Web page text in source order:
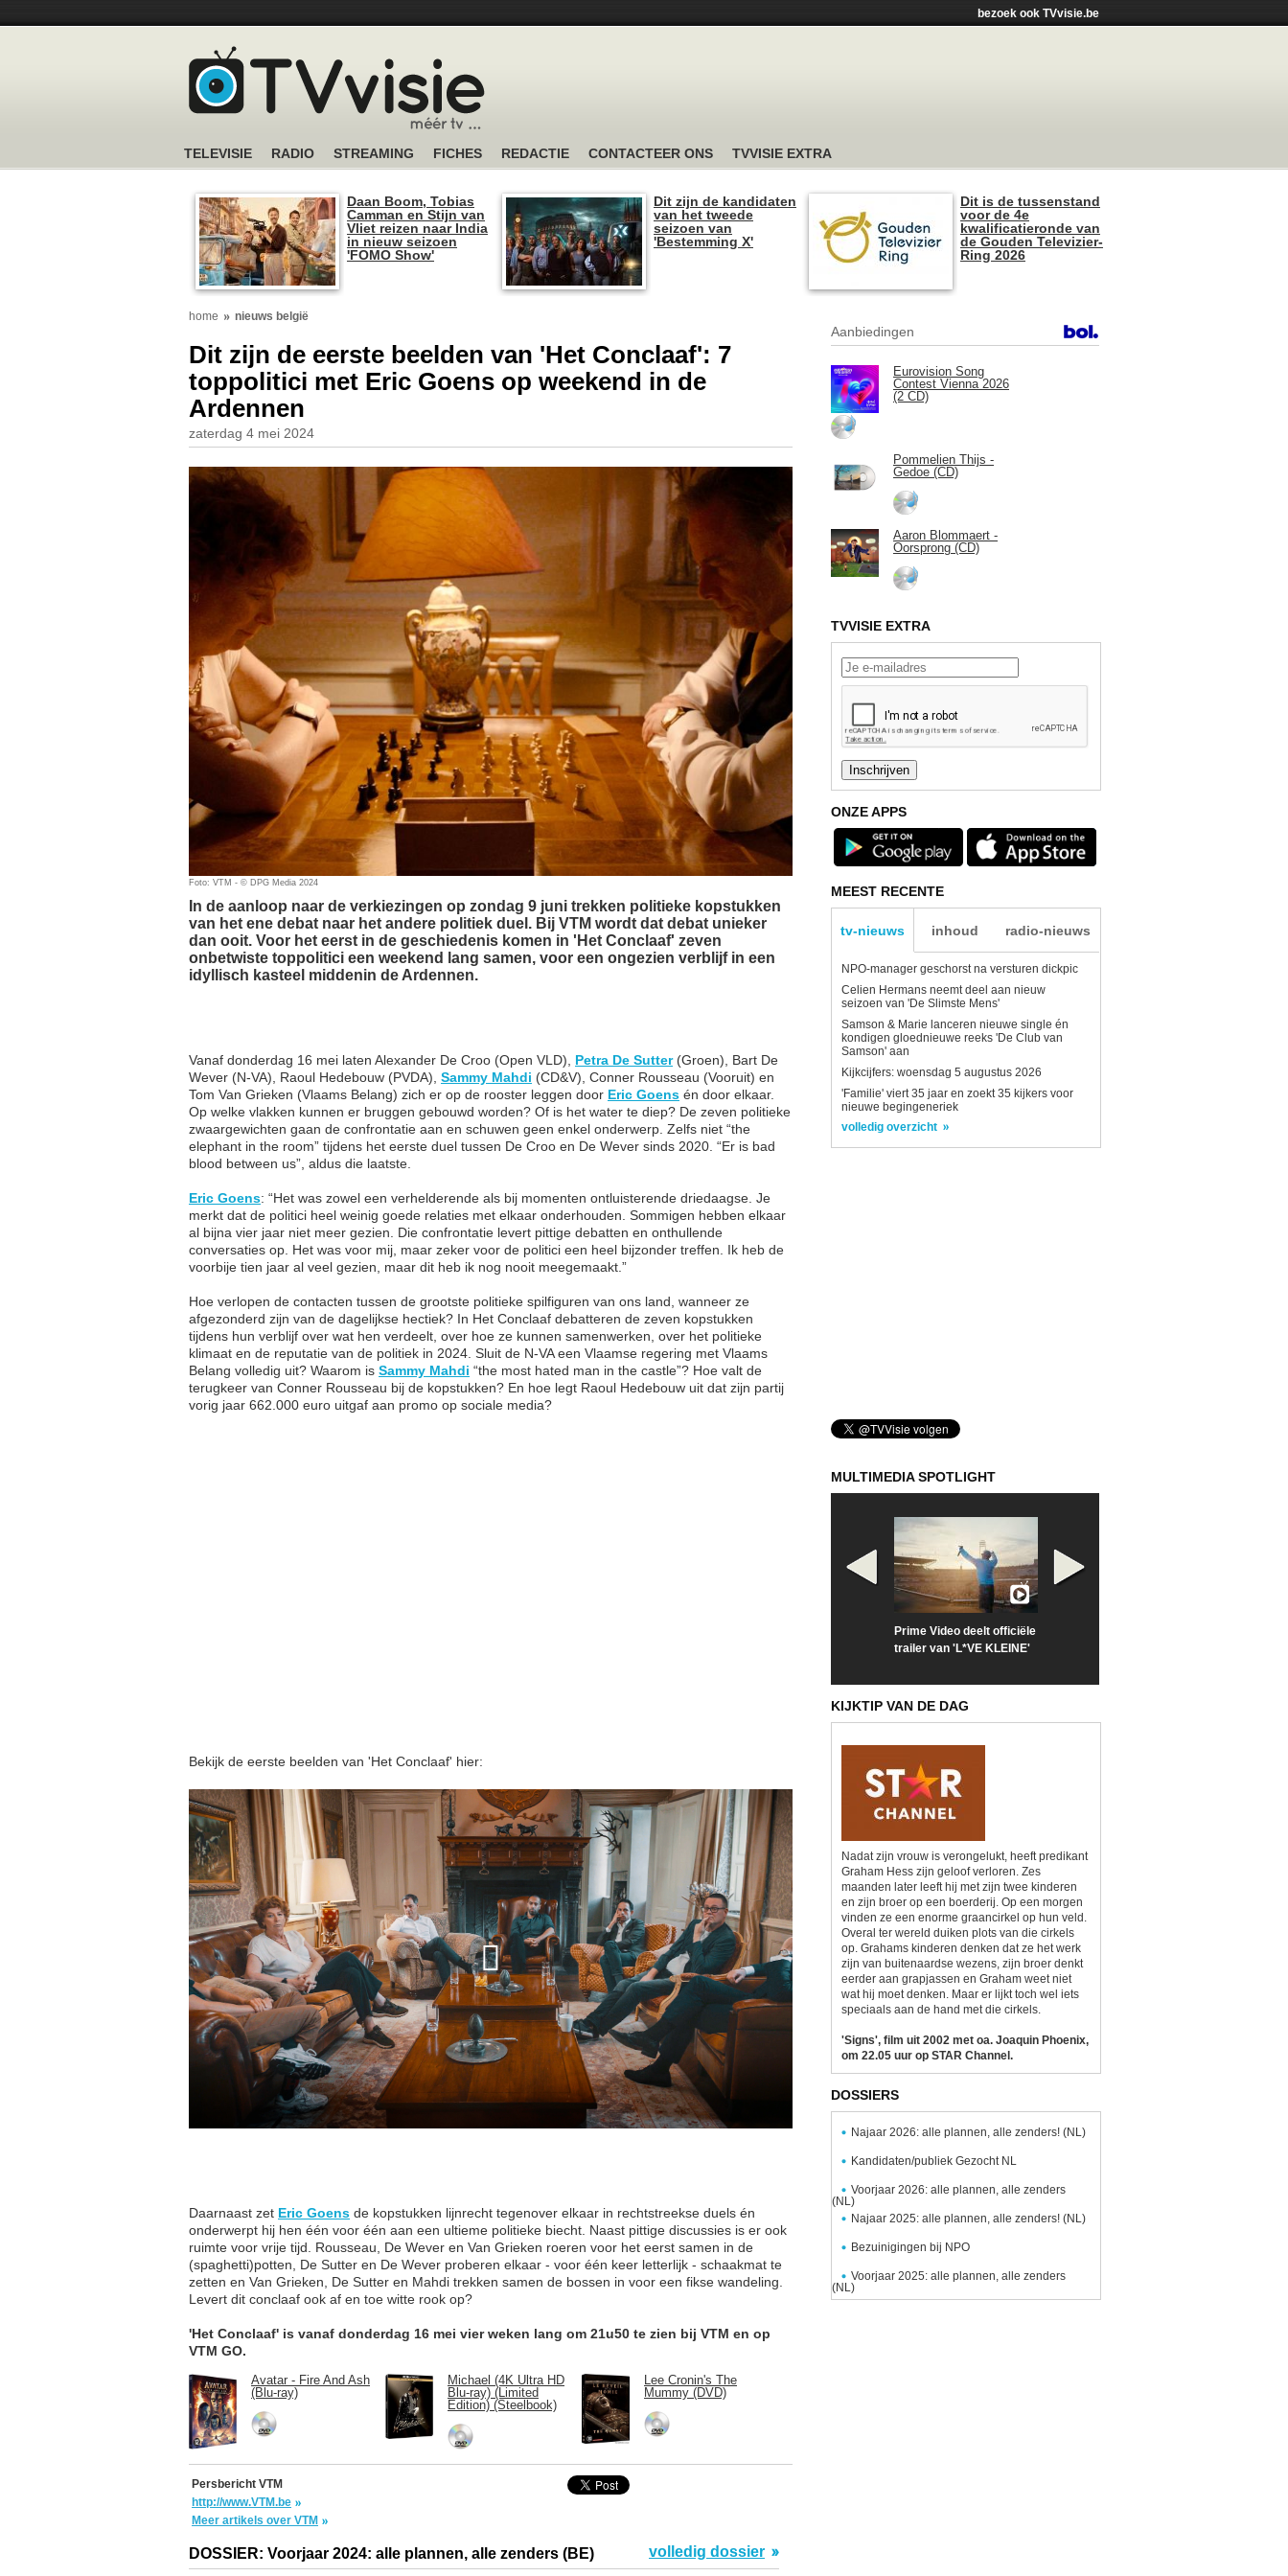
bezoek ook TVvisie.be
TELEVISIE RADIO STREAMING FICHES REDACTIE CONTACTEER ONS TVVISIE EXTRA
Daan Boom, Tobias
Camman en Stijn van
Vliet reizen naar India
in nieuw seizoen
'FOMO Show'
Dit zijn de kandidaten
van het tweede
seizoen van
'Bestemming X'
Dit is de tussenstand
voor de 4e
kwalificatieronde van
de Gouden Televizier-
Ring 2026
home nieuws belgië
Dit zijn de eerste beelden van 'Het Conclaaf': 7
toppolitici met Eric Goens op weekend in de
Ardennen
zaterdag 4 mei 2024
Foto: VTM - © DPG Media 2024
In de aanloop naar de verkiezingen op zondag 9 juni trekken politieke kopstukken
van het ene debat naar het andere politiek duel. Bij VTM wordt dat debat unieker
dan ooit. Voor het eerst in de geschiedenis komen in 'Het Conclaaf' zeven
onbetwiste toppolitici een weekend lang samen, voor een ongezien verblijf in een
idyllisch kasteel middenin de Ardennen.
Vanaf donderdag 16 mei laten Alexander De Croo (Open VLD), Petra De Sutter(Groen), Bart De
Wever (N-VA), Raoul Hedebouw (PVDA), Sammy Mahdi (CD&V), Conner Rousseau (Vooruit) en
Tom Van Grieken (Vlaams Belang) zich er op de rooster leggen door Eric Goens én door elkaar.
Op welke vlakken kunnen er bruggen gebouwd worden? Of is het water te diep? De zeven politieke
zwaargewichten gaan de confrontatie aan en schuwen geen enkel onderwerp. Zelfs niet “the
elephant in the room” tijdens het eerste duel tussen De Croo en De Wever sinds 2020. “Er is bad
blood between us”, aldus die laatste.
Eric Goens: “Het was zowel een verhelderende als bij momenten ontluisterende driedaagse. Je
merkt dat de politici heel weinig goede relaties met elkaar onderhouden. Sommigen hebben elkaar
al bijna vier jaar niet meer gezien. Die confrontatie levert pittige debatten en onthullende
conversaties op. Het was voor mij, maar zeker voor de politici een heel bijzonder treffen. Ik heb de
voorbije tien jaar al veel gezien, maar dit heb ik nog nooit meegemaakt.”
Hoe verlopen de contacten tussen de grootste politieke spilfiguren van ons land, wanneer ze
afgezonderd zijn van de dagelijkse hectiek? In Het Conclaaf debatteren de zeven kopstukken
tijdens hun verblijf over wat hen verdeelt, over hoe ze kunnen samenwerken, over het politieke
klimaat en de reputatie van de politiek in 2024. Sluit de N-VA een Vlaamse regering met Vlaams
Belang volledig uit? Waarom is Sammy Mahdi “the most hated man in the castle”? Hoe valt de
terugkeer van Conner Rousseau bij de kopstukken? En hoe legt Raoul Hedebouw uit dat zijn partij
vorig jaar 662.000 euro uitgaf aan promo op sociale media?
Bekijk de eerste beelden van 'Het Conclaaf' hier:
Daarnaast zet Eric Goens de kopstukken lijnrecht tegenover elkaar in rechtstreekse duels én
onderwerpt hij hen één voor één aan een ultieme politieke biecht. Naast pittige discussies is er ook
ruimte voor vrije tijd. Rousseau, De Wever en Van Grieken roeren voor het eerst samen in de
(spaghetti)potten, De Sutter en De Wever proberen elkaar - voor één keer letterlijk - schaakmat te
zetten en Van Grieken, De Sutter en Mahdi trekken samen de bossen in voor een fikse wandeling.
Levert dit conclaaf ook af en toe witte rook op?
'Het Conclaaf' is vanaf donderdag 16 mei vier weken lang om 21u50 te zien bij VTM en op
VTM GO.
Avatar - Fire And Ash
(Blu-ray)
Michael (4K Ultra HD
Blu-ray) (Limited
Edition) (Steelbook)
Lee Cronin's The
Mummy (DVD)
Persbericht VTM
http://www.VTM.be
Meer artikels over VTM
DOSSIER: Voorjaar 2024: alle plannen, alle zenders (BE) volledig dossier
Aanbiedingen
Eurovision Song
Contest Vienna 2026
(2 CD)
Pommelien Thijs -
Gedoe (CD)
Aaron Blommaert -
Oorsprong (CD)
TVVISIE EXTRA
ONZE APPS
MEEST RECENTE
tv-nieuws inhoud radio-nieuws
NPO-manager geschorst na versturen dickpic
Celien Hermans neemt deel aan nieuw
seizoen van 'De Slimste Mens'
Samson & Marie lanceren nieuwe single én
kondigen gloednieuwe reeks 'De Club van
Samson' aan
Kijkcijfers: woensdag 5 augustus 2026
'Familie' viert 35 jaar en zoekt 35 kijkers voor
nieuwe begingeneriek
volledig overzicht
MULTIMEDIA SPOTLIGHT
Prime Video deelt officiële
trailer van 'L*VE KLEINE'
KIJKTIP VAN DE DAG
Nadat zijn vrouw is verongelukt, heeft predikant
Graham Hess zijn geloof verloren. Zes
maanden later leeft hij met zijn twee kinderen
en zijn broer op een boerderij. Op een morgen
vinden ze een enorme graancirkel op hun veld.
Overal ter wereld duiken plots van die cirkels
op. Grahams kinderen denken dat ze het werk
zijn van buitenaardse wezens, zijn broer denkt
eerder aan grapjassen en Graham weet niet
wat hij moet denken. Maar er lijkt toch wel iets
speciaals aan de hand met die cirkels.
'Signs', film uit 2002 met oa. Joaquin Phoenix,
om 22.05 uur op STAR Channel.
DOSSIERS
Najaar 2026: alle plannen, alle zenders! (NL)
Kandidaten/publiek Gezocht NL
Voorjaar 2026: alle plannen, alle zenders
(NL)
Najaar 2025: alle plannen, alle zenders! (NL)
Bezuinigingen bij NPO
Voorjaar 2025: alle plannen, alle zenders
(NL)